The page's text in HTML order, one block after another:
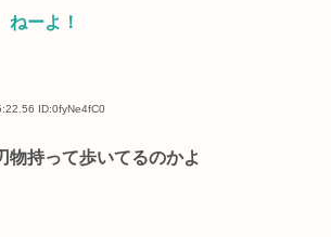
ーよ！
ID:0fyNe4fC0
物持って歩いてるのかよ